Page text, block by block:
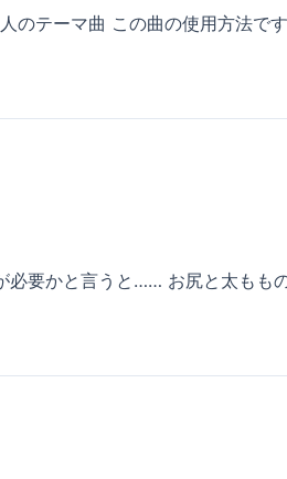
のテーマ曲 この曲の使用方法で
要かと言うと…… お尻と太もも